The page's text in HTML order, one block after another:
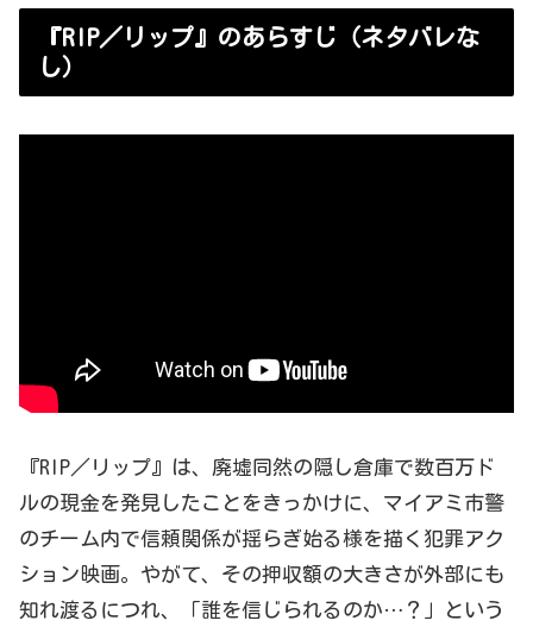
『RIP／リップ』のあらすじ（ネタバレな
し）
『RIP／リップ』は、廃墟同然の隠し倉庫で数百万ド
ルの現金を発見したことをきっかけに、マイアミ市警
のチーム内で信頼関係が揺らぎ始る様を描く犯罪アク
ション映画。やがて、その押収額の大きさが外部にも
知れ渡るにつれ、「誰を信じられるのか…？」という